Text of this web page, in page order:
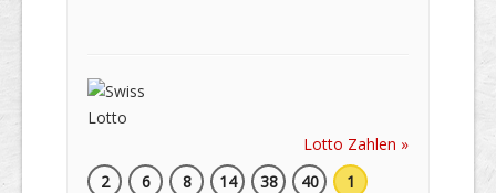
Lotto Zahlen »
2
6 8 14 38 40 1